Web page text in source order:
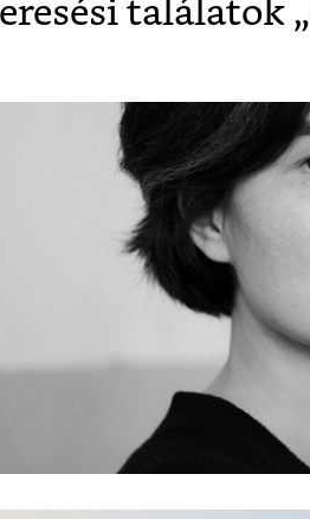
találatok „